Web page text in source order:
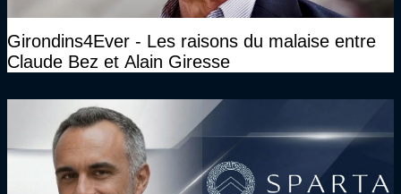
Girondins4Ever - Les raisons du malaise entre
Claude Bez et Alain Giresse